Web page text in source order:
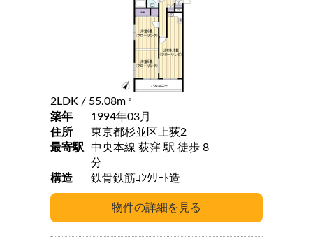
2LDK / 55.08m 2
築年
1994年03月
住所
東京都杉並区上荻2
最寄駅
中央本線 荻窪 駅 徒歩 8
分
構造
鉄骨鉄筋ｺﾝｸﾘｰﾄ造